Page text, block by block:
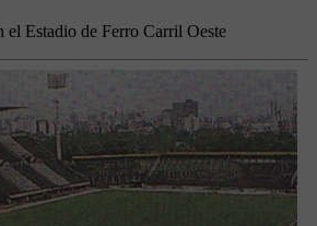
el Estadio de Ferro Carril Oeste